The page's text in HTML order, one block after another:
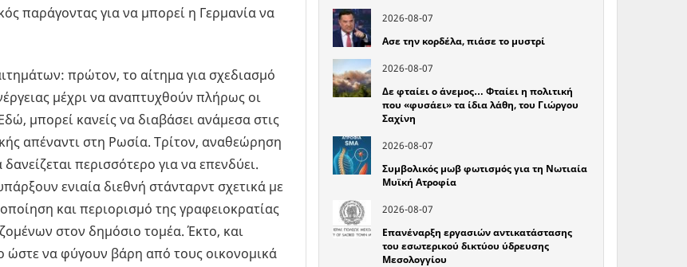
παράγοντας για να μπορεί η Γερμανία να
πρώτον, το αίτημα για σχεδιασμό
μέχρι να αναπτυχθούν πλήρως οι
μπορεί κανείς να διαβάσει ανάμεσα στις
απέναντι στη Ρωσία. Τρίτον, αναθεώρηση
περισσότερο για να επενδύει.
ενιαία διεθνή στάνταρντ σχετικά με
και περιορισμό της γραφειοκρατίας
στον δημόσιο τομέα. Έκτο, και
ώστε να φύγουν βάρη από τους οικονομικά
2026-08-07
Ασε την κορδέλα, πιάσε το μυστρί
2026-08-07
Δε φταίει ο άνεμος… Φταίει η πολιτική
που «φυσάει» τα ίδια λάθη, του Γιώργου
Σαχίνη
2026-08-07
Συμβολικός μωβ φωτισμός για τη Νωτιαία
Μυϊκή Ατροφία
2026-08-07
Επανέναρξη εργασιών αντικατάστασης
του εσωτερικού δικτύου ύδρευσης
Μεσολογγίου